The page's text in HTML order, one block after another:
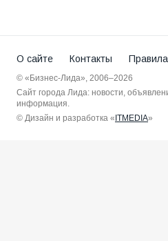
О сайте Контакты
© «Бизнес-Лида», 2006–2026
Сайт города Лида: новости,
информация.
© Дизайн и разработка «ITMEDIA»